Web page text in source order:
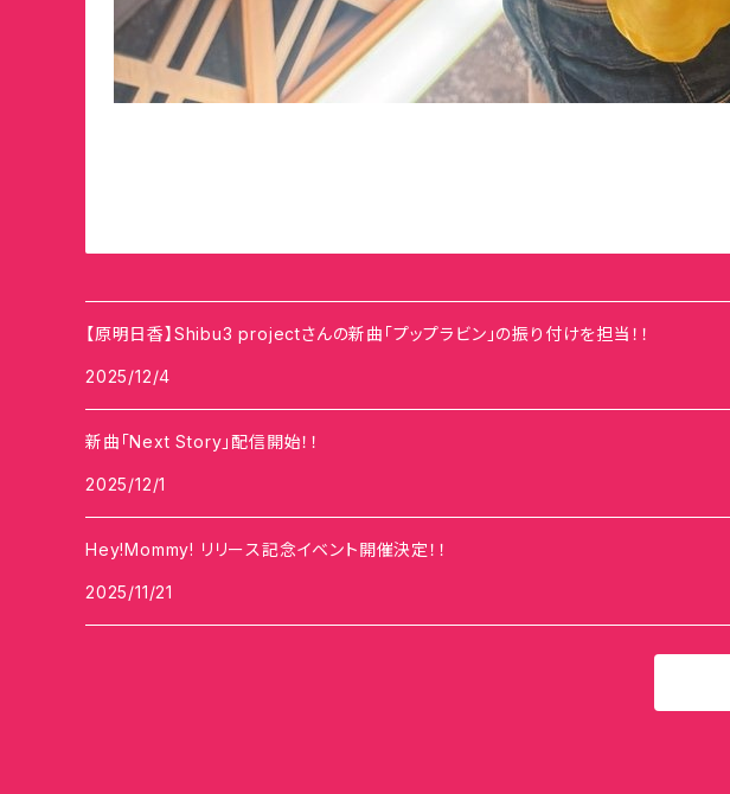
【原明日香】Shibu3 projectさんの新曲「プップラビン」の振り付けを担当！！
2025/12/4
新曲「Next Story」配信開始！！
2025/12/1
Hey!Mommy! リリース記念イベント開催決定！！
2025/11/21